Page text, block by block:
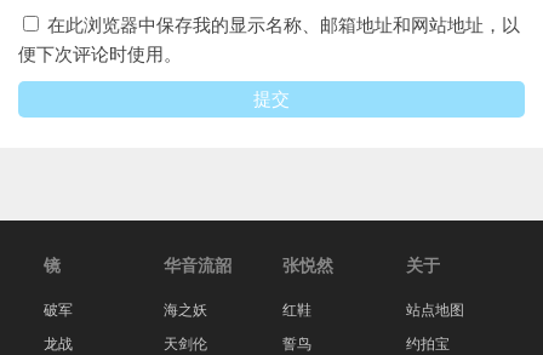
在此浏览器中保存我的显示名称、邮箱地址和网站地址，以
便下次评论时使用。
镜
破军
龙战
华音流韶
海之妖
天剑伦
张悦然
红鞋
誓鸟
关于
站点地图
约拍宝